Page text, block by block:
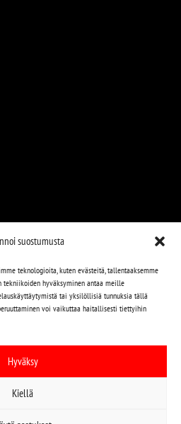
suostumusta
teknologioita, kuten evästeitä, tallentaaksemme
hyväksyminen antaa meille
tai yksilöllisiä tunnuksia tällä
voi vaikuttaa haitallisesti tiettyihin
Hyväksy
Kiellä
niin uudet kuin käytetytkin
jne jne…